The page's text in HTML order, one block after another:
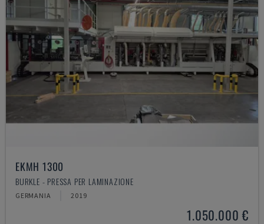
EKMH 1300
BURKLE - PRESSA PER LAMINAZIONE
GERMANIA 2019
1.050.000 €